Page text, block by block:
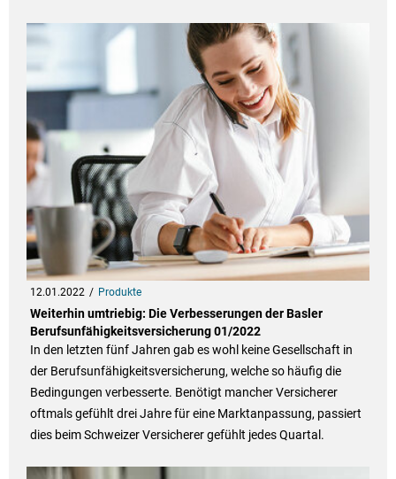
12.01.2022 Produkte
Weiterhin umtriebig: Die Verbesserungen der Basler
Berufsunfähigkeitsversicherung 01/2022
In den letzten fünf Jahren gab es wohl keine Gesellschaft in
der Berufsunfähigkeitsversicherung, welche so häufig die
Bedingungen verbesserte. Benötigt mancher Versicherer
oftmals gefühlt drei Jahre für eine Marktanpassung, passiert
dies beim Schweizer Versicherer gefühlt jedes Quartal.